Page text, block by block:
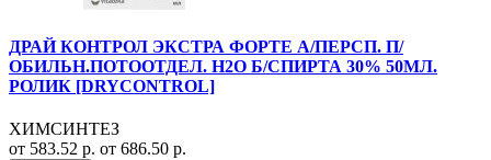
ДРАЙ КОНТРОЛ ЭКСТРА ФОРТЕ А/ПЕРСП. П/
ОБИЛЬН.ПОТООТДЕЛ. Н2О Б/СПИРТА 30% 50МЛ.
РОЛИК [DRYCONTROL]
ХИМСИНТЕЗ
от 583.52 р. от 686.50 р.